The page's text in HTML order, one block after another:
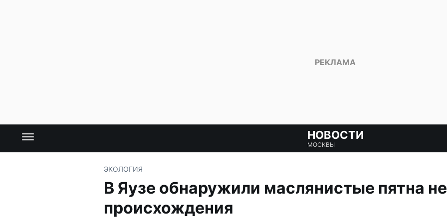
НОВОСТИ
МОСКВЫ
ЭКОЛОГИЯ
В Яузе обнаружили маслянистые пятна
происхождения